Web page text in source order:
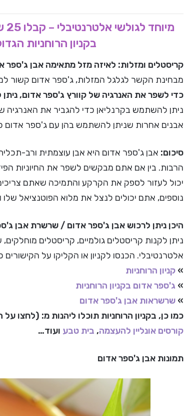
בקניון הרוחניות
קריסטלים ומזלות: לאיזה מזל מתאימה אבן ג'ספר
מבחינת הקשר לגלגל המזלות, ג'ספר אדום קשור
כדי לשפר את האנרגיה של קוורץ ג'ספר אדום,
ניתן להשתמש בקרנליאן כדי להגביר את האנרגיה
אבנים אחרות שניתן להשתמש בהן עם ג'ספר אדום
סיכום: אבן ג'ספר אדום היא אבן עוצמתית ורב-
הרבות. בין אם אתם מבקשים לשפר את החיוניות
יכול לעזור לספק את הקרקע והתמיכה שאתם
נוספים, אתם יכולים לנצל את מלוא הפוטנציאל שלו
היכן ניתן לרכוש אבן ג'ספר אדום / שרשרת אבן
ניתן לקנות קריסטלים גולמיים, קריסטלים
אלטרנטיבלי. הכנסו לקניון או הקליקו על הקישורים
» קניון הרוחניות
» ג'ספר אדום בקניון הרוחניות
» שרשראות אבן ג'ספר אדום
כמו כן, בקניון הרוחניות תוכלו ליהנות מ: (לחצו על
קורסים אונליין להעצמה, בית טבע ועוד…
תמונות אבן ג'ספר אדום